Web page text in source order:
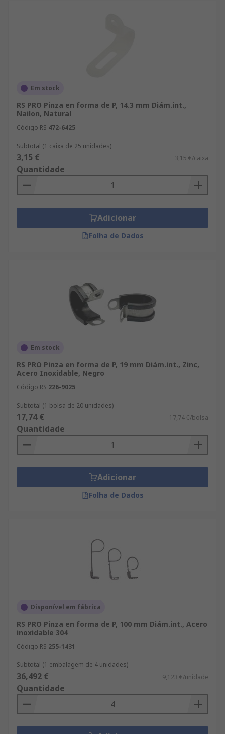
Em stock
RS PRO Pinza en forma de P, 14.3 mm Diám.int.,
Nailon, Natural
Código RS 472-6425
Subtotal (1 caixa de 25 unidades)
3,15 € 3,15 €/caixa
Quantidade
Adicionar
Folha de Dados
Em stock
RS PRO Pinza en forma de P, 19 mm Diám.int., Zinc,
Acero Inoxidable, Negro
Código RS 226-9025
Subtotal (1 bolsa de 20 unidades)
17,74 € 17,74 €/bolsa
Quantidade
Adicionar
Folha de Dados
Disponível em fábrica
RS PRO Pinza en forma de P, 100 mm Diám.int., Acero
inoxidable 304
Código RS 255-1431
Subtotal (1 embalagem de 4 unidades)
36,492 € 9,123 €/unidade
Quantidade